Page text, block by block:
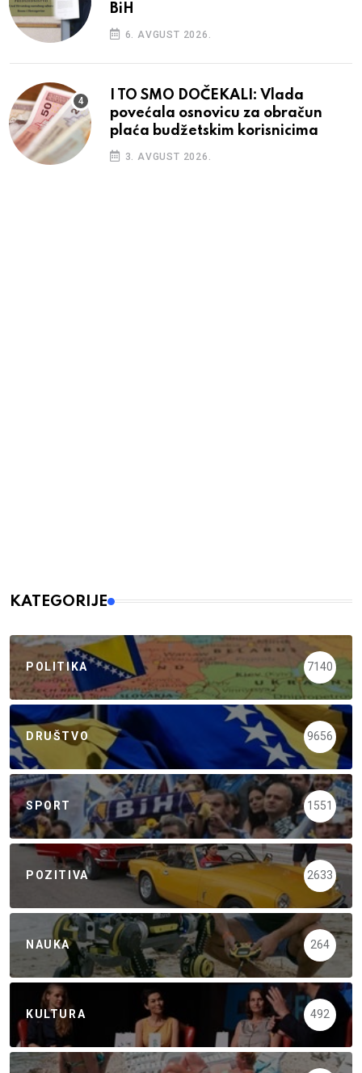
BiH
6. AVGUST 2026.
I TO SMO DOČEKALI: Vlada
povećala osnovicu za obračun
plaća budžetskim korisnicima
3. AVGUST 2026.
KATEGORIJE
POLITIKA 7140
DRUŠTVO 9656
SPORT 1551
POZITIVA 2633
NAUKA 264
KULTURA 492